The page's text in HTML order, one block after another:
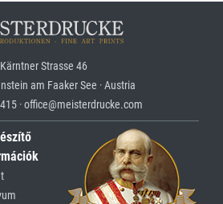
Kärntner Strasse 46
am Faaker See · Austria
· office@meisterdrucke.com